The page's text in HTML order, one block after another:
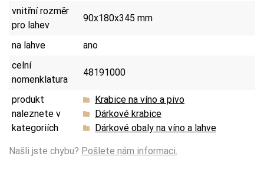
vnitřní rozměr
pro lahev
90x180x345 mm
na lahve
ano
celní
nomenklatura
48191000
produkt
naleznete v
kategoriích
Krabice na víno a pivo
Dárkové krabice
Dárkové obaly na víno a lahve
Našli jste chybu? Pošlete nám informaci.